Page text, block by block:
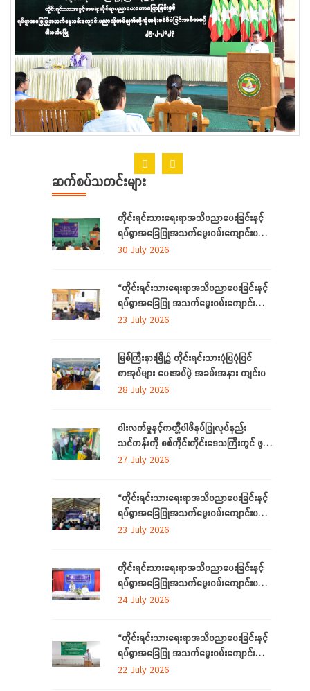
ဆက်စပ်သတင်းများ
တိုင်းရင်းသားရေးရာအသိပညာပေးခြင်းနှင့်
ရပ်ရွာအခြေပြုအသက်မွေးဝမ်းကျောင်းပညာ
လိုအပ်ချက်တို့ကို ဆန်းစစ်စီမံခြင်းအစီအစဉ်
30 July 2026
“တိုင်းရင်းသားရေးရာအသိပညာပေးခြင်းနှင့်
ရပ်ရွာအခြေပြု အသက်မွေးဝမ်းကျောင်း
ပညာ လိုအပ်ချက် ဆန်းစစ်စီမံခြင်း
23 July 2026
မြစ်ကြီးနားမြို့၌ တိုင်းရင်းသားပုံပြပုံပြင်
စာအုပ်များ ပေးအပ်ပွဲ အခမ်းအနား ကျင်းပ
28 July 2026
ဝါးလက်မှုနှင့်ကတ္တီပါဖိနပ်ပြုလုပ်နည်း
သင်တန်းကို စစ်ကိုင်းတိုင်းဒေသကြီးတွင် ဖွင့်
လှစ်
27 July 2026
“တိုင်းရင်းသားရေးရာအသိပညာပေးခြင်းနှင့်
ရပ်ရွာအခြေပြုအသက်မွေးဝမ်းကျောင်းပညာ
လိုအပ်ချက်တို့ကို ဆန်းစစ်စီမံခြင်း
ကျင်းပပြုလုပ်
23 July 2026
တိုင်းရင်းသားရေးရာအသိပညာပေးခြင်းနှင့်
ရပ်ရွာအခြေပြုအသက်မွေးဝမ်းကျောင်းပညာ
လိုအပ်ချက်တို့ကို ဆန်းစစ်စီမံခြင်းအစီအစဉ်
ပြုလုပ်
24 July 2026
“တိုင်းရင်းသားရေးရာအသိပညာပေးခြင်းနှင့်
ရပ်ရွာအခြေပြု အသက်မွေးဝမ်းကျောင်း
ပညာလိုအပ်ချက် ဆန်းစစ်စီမံခြင်း
22 July 2026